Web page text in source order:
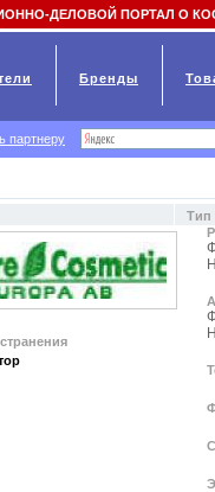
Тип
ДЕЛОВОЙ ПОРТАЛ О
Бренды
партнеру